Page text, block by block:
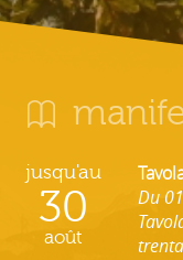
jusqu'au
30
août
Du